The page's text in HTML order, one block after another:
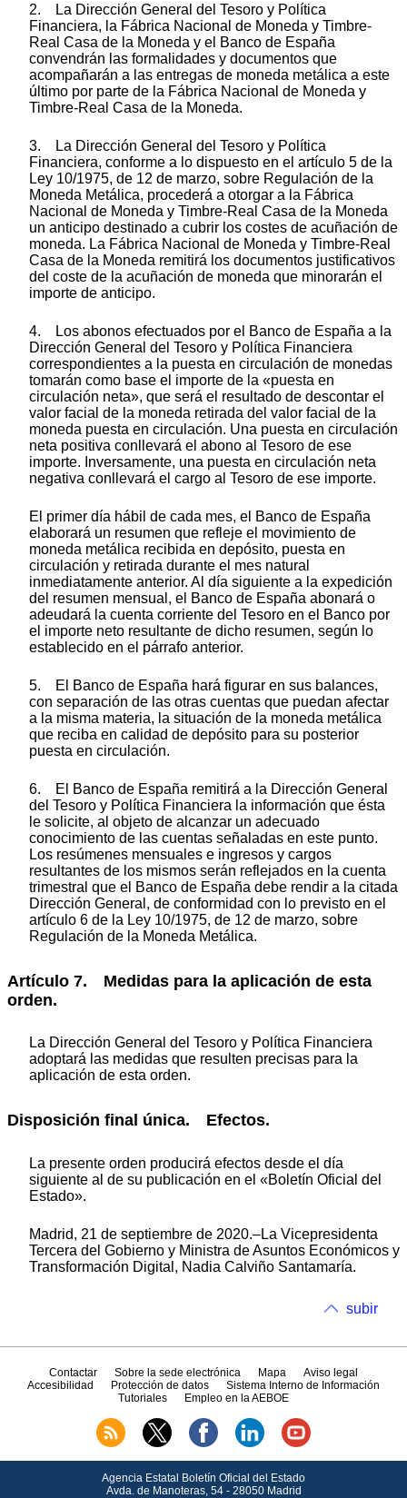
2. La Dirección General del Tesoro y Política
Financiera, la Fábrica Nacional de Moneda y Timbre-
Real Casa de la Moneda y el Banco de España
convendrán las formalidades y documentos que
acompañarán a las entregas de moneda metálica a este
último por parte de la Fábrica Nacional de Moneda y
Timbre-Real Casa de la Moneda.
3. La Dirección General del Tesoro y Política
Financiera, conforme a lo dispuesto en el artículo 5 de la
Ley 10/1975, de 12 de marzo, sobre Regulación de la
Moneda Metálica, procederá a otorgar a la Fábrica
Nacional de Moneda y Timbre-Real Casa de la Moneda
un anticipo destinado a cubrir los costes de acuñación de
moneda. La Fábrica Nacional de Moneda y Timbre-Real
Casa de la Moneda remitirá los documentos justificativos
del coste de la acuñación de moneda que minorarán el
importe de anticipo.
4. Los abonos efectuados por el Banco de España a la
Dirección General del Tesoro y Política Financiera
correspondientes a la puesta en circulación de monedas
tomarán como base el importe de la «puesta en
circulación neta», que será el resultado de descontar el
valor facial de la moneda retirada del valor facial de la
moneda puesta en circulación. Una puesta en circulación
neta positiva conllevará el abono al Tesoro de ese
importe. Inversamente, una puesta en circulación neta
negativa conllevará el cargo al Tesoro de ese importe.
El primer día hábil de cada mes, el Banco de España
elaborará un resumen que refleje el movimiento de
moneda metálica recibida en depósito, puesta en
circulación y retirada durante el mes natural
inmediatamente anterior. Al día siguiente a la expedición
del resumen mensual, el Banco de España abonará o
adeudará la cuenta corriente del Tesoro en el Banco por
el importe neto resultante de dicho resumen, según lo
establecido en el párrafo anterior.
5. El Banco de España hará figurar en sus balances,
con separación de las otras cuentas que puedan afectar
a la misma materia, la situación de la moneda metálica
que reciba en calidad de depósito para su posterior
puesta en circulación.
6. El Banco de España remitirá a la Dirección General
del Tesoro y Política Financiera la información que ésta
le solicite, al objeto de alcanzar un adecuado
conocimiento de las cuentas señaladas en este punto.
Los resúmenes mensuales e ingresos y cargos
resultantes de los mismos serán reflejados en la cuenta
trimestral que el Banco de España debe rendir a la citada
Dirección General, de conformidad con lo previsto en el
artículo 6 de la Ley 10/1975, de 12 de marzo, sobre
Regulación de la Moneda Metálica.
Artículo 7. Medidas para la aplicación de esta
orden.
La Dirección General del Tesoro y Política Financiera
adoptará las medidas que resulten precisas para la
aplicación de esta orden.
Disposición final única. Efectos.
La presente orden producirá efectos desde el día
siguiente al de su publicación en el «Boletín Oficial del
Estado».
Madrid, 21 de septiembre de 2020.–La Vicepresidenta
Tercera del Gobierno y Ministra de Asuntos Económicos y
Transformación Digital, Nadia Calviño Santamaría.
subir
Contactar Sobre la sede electrónica Mapa
Aviso legal
Accesibilidad
Protección de datos
Sistema Interno de Información
Tutoriales
Empleo en la AEBOE
Agencia Estatal Boletín Oficial del Estado
Avda. de Manoteras, 54 - 28050 Madrid